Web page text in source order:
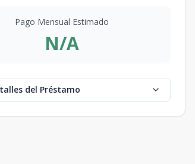
Pago Mensual Estimado
N/A
del Préstamo